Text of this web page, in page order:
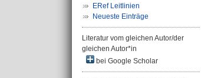
ERef Leitlinien
Neueste Einträge
Literatur vom gleichen Autor/der
gleichen Autor*in
bei Google Scholar